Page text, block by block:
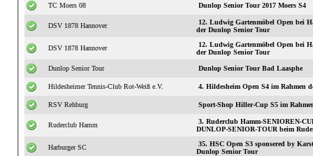
TC Moers 08 Dunlop Senior Tour 2017 Moers S4
DSV 1878 Hannover
12. Ludwig Gartenmöbel Open bei
der Dunlop Senior Tour
DSV 1878 Hannover
12. Ludwig Gartenmöbel Open bei
der Dunlop Senior Tour
Dunlop Senior Tour Dunlop Senior Tour Bad Laasphe
Hildesheimer Tennis-Club Rot-Weiß e.V. 4. Hildesheim Open S4 im Rahmen
RSV Rehburg Sport-Shop Hiller-Cup S5 im
Ruderclub Hamm
3. Ruderclub Hamm-SENIOREN-
DUNLOP-SENIOR-TOUR beim
Harburger SC
35. HSC Open S3 sponsered by
Dunlop Senior Tour